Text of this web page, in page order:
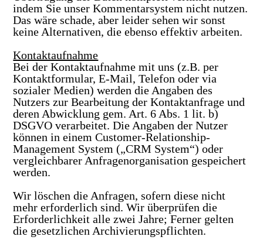
indem Sie unser Kommentarsystem nicht nutzen.
Das wäre schade, aber leider sehen wir sonst
keine Alternativen, die ebenso effektiv arbeiten.
Kontaktaufnahme
Bei der Kontaktaufnahme mit uns (z.B. per
Kontaktformular, E-Mail, Telefon oder via
sozialer Medien) werden die Angaben des
Nutzers zur Bearbeitung der Kontaktanfrage und
deren Abwicklung gem. Art. 6 Abs. 1 lit. b)
DSGVO verarbeitet. Die Angaben der Nutzer
können in einem Customer-Relationship-
Management System („CRM System“) oder
vergleichbarer Anfragenorganisation gespeichert
werden.
Wir löschen die Anfragen, sofern diese nicht
mehr erforderlich sind. Wir überprüfen die
Erforderlichkeit alle zwei Jahre; Ferner gelten
die gesetzlichen Archivierungspflichten.